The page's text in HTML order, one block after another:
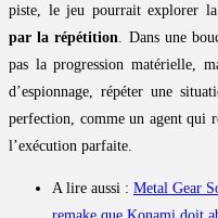
piste, le jeu pourrait explorer
par la répétition . Dans une
pas la progression matérielle,
d’espionnage, répéter une
perfection, comme un agent qui
l’exécution parfaite.
A lire aussi : Metal Gear